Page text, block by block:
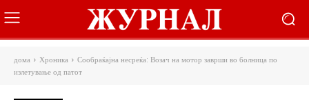
дома Хроника
Сообраќајна несреќа: Возач на мотор заврши во болница по
излетување од патот